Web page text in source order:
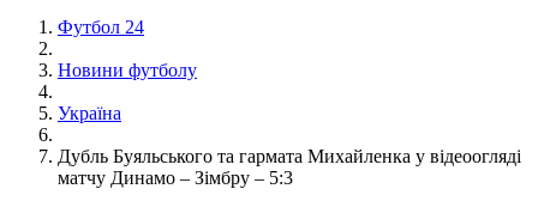
Футбол 24
Новини футболу
Україна
Дубль Буяльського та гармата Михайленка у відеоогляді
матчу Динамо – Зімбру – 5:3